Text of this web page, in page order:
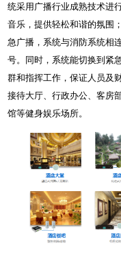
统采用广播行业成熟技术进
音乐，提供轻松和谐的氛围
急广播，系统与消防系统相
号。同时，系统能切换到紧
群和指挥工作，保证人员及
接待大厅、行政办公、客房
馆等健身娱乐场所。